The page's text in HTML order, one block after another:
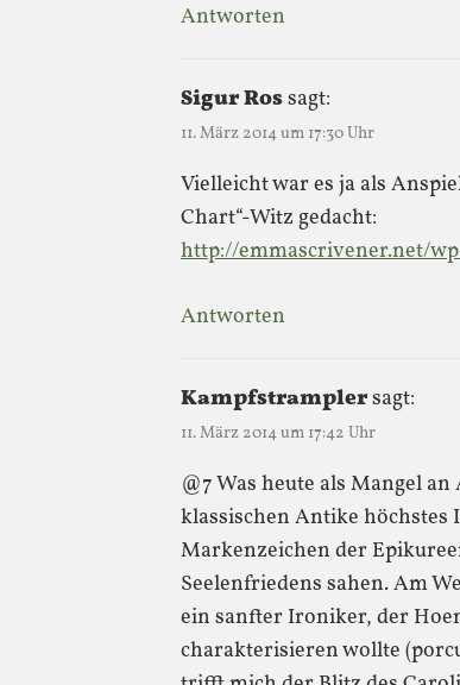
Antworten
Sigur Rossagt:
11. März 2014 um 17:30 Uhr
Vielleicht war es ja als
Chart“-Witz gedacht:
http://emmascrivener.net/
Antworten
Kampfstramplersagt:
11. März 2014 um 17:42 Uhr
@7 Was heute als Mangel
klassischen Antike
Markenzeichen der
Seelenfriedens sahen. Am
ein sanfter Ironiker, der
charakterisieren wollte